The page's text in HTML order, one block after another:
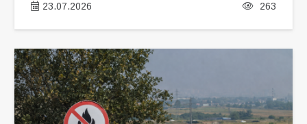
23.07.2026 263